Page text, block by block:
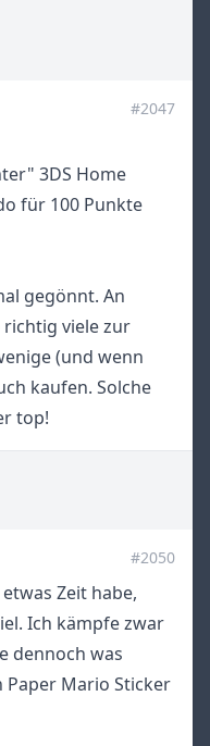
#2047
3DS Home
für 100 Punkte
gegönnt. An
viele zur
(und wenn
kaufen. Solche
top!
#2050
Zeit habe,
Ich kämpfe zwar
dennoch was
Paper Mario Sticker